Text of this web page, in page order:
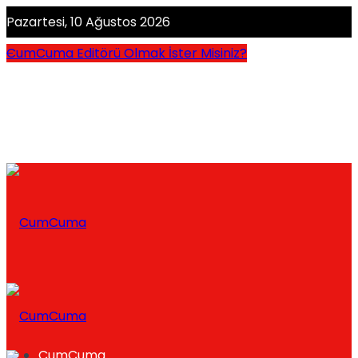
Pazartesi, 10 Ağustos 2026
CumCuma Editörü Olmak İster Misiniz?